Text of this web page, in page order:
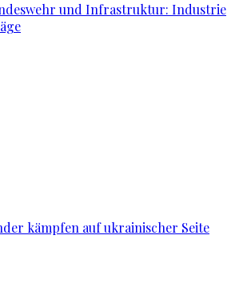
und Infrastruktur: Industrie
kämpfen auf ukrainischer Seite